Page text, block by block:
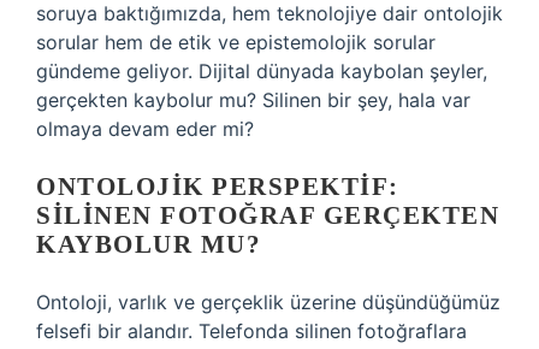
soruya baktığımızda, hem teknolojiye dair ontolojik
sorular hem de etik ve epistemolojik sorular
gündeme geliyor. Dijital dünyada kaybolan şeyler,
gerçekten kaybolur mu? Silinen bir şey, hala var
olmaya devam eder mi?
ONTOLOJIK PERSPEKTIF:
SILINEN FOTOĞRAF GERÇEKTEN
KAYBOLUR MU?
Ontoloji, varlık ve gerçeklik üzerine düşündüğümüz
felsefi bir alandır. Telefonda silinen fotoğraflara